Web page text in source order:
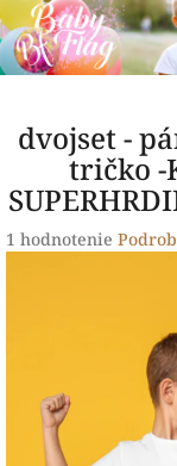
Prejsť
na
obsah
dvojset -
tričko -
Priemerné
hviezdičiek.
1 hodnotenie